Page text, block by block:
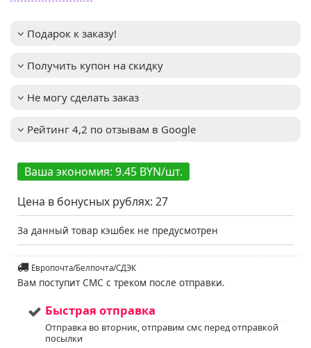
растения:
Зимостойкость
Важное описание
Растение
первые годы после
посадки. Хорошо
формы
Услуга
Мы предлагаем
услуги по уходу за
вашим садом. Запись
доступна. Если у вас
остались вопросы,
пожалуйста,
получения
Напишите нам в Viber
или WhatsApp
Подарок к заказу!
Получить купон на скидку
Не могу сделать заказ
Рейтинг 4,2 по отзывам в Google
Ваша экономия: 9.45 BYN/шт.
Цена в бонусных рублях: 27
За данный товар кэшбек не предусмотрен
Европочта/Белпочта/СДЭК
Вам поступит СМС с треком после отправки.
Быстрая отправка
Отправка во вторник, отправим смс перед отправкой
посылки